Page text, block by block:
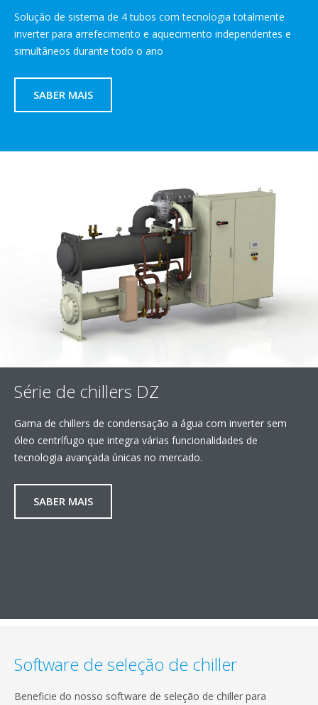
Solução de sistema de 4 tubos com tecnologia totalmente
inverter para arrefecimento e aquecimento independentes e
simultâneos durante todo o ano
SABER MAIS
Série de chillers DZ
Gama de chillers de condensação a água com inverter sem
óleo centrífugo que integra várias funcionalidades de
tecnologia avançada únicas no mercado.
SABER MAIS
Software de seleção de chiller
Beneficie do nosso software de seleção de chiller para